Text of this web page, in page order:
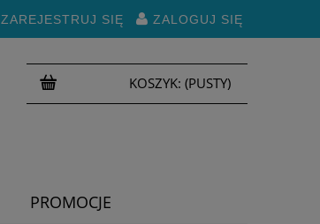
ZAREJESTRUJ SIĘ ZALOGUJ SIĘ
KOSZYK: (PUSTY)
PROMOCJE